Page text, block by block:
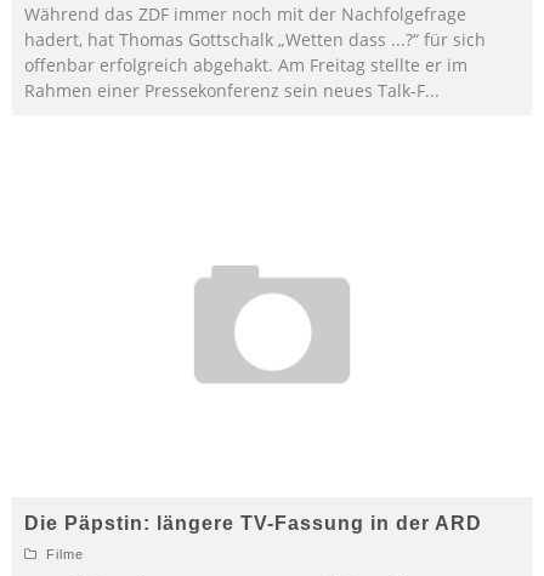
Während das ZDF immer noch mit der Nachfolgefrage
hadert, hat Thomas Gottschalk „Wetten dass ...?“ für sich
offenbar erfolgreich abgehakt. Am Freitag stellte er im
Rahmen einer Pressekonferenz sein neues Talk-F...
Die Päpstin: längere TV-Fassung in der ARD
Filme